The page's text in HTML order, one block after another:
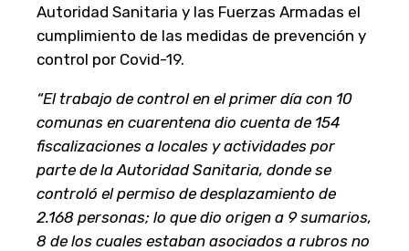
Autoridad Sanitaria y las Fuerzas Armadas el
cumplimiento de las medidas de prevención y
control por Covid-19.
“El trabajo de control en el primer día con 10
comunas en cuarentena dio cuenta de 154
fiscalizaciones a locales y actividades por
parte de la Autoridad Sanitaria, donde se
controló el permiso de desplazamiento de
2.168 personas; lo que dio origen a 9 sumarios,
8 de los cuales estaban asociados a rubros no